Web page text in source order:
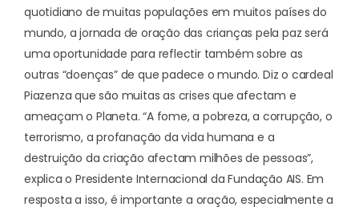
quotidiano de muitas populações em muitos países do
mundo, a jornada de oração das crianças pela paz será
uma oportunidade para reflectir também sobre as
outras “doenças” de que padece o mundo. Diz o cardeal
Piazenza que são muitas as crises que afectam e
ameaçam o Planeta. “A fome, a pobreza, a corrupção, o
terrorismo, a profanação da vida humana e a
destruição da criação afectam milhões de pessoas”,
explica o Presidente Internacional da Fundação AIS. Em
resposta a isso, é importante a oração, especialmente a